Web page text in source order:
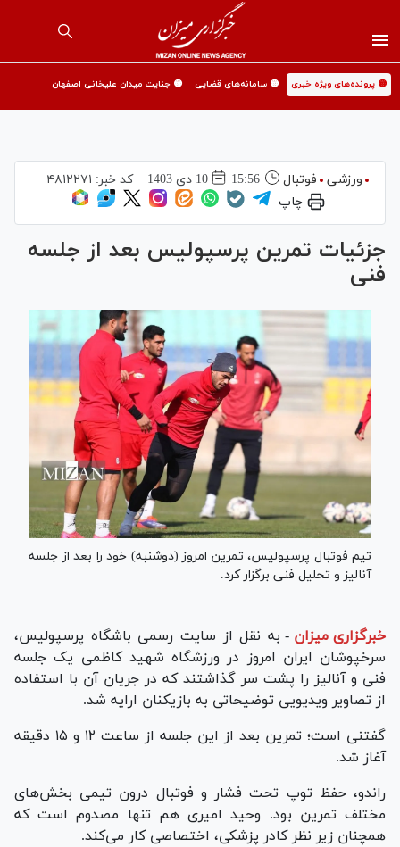
🟡 پرونده‌های ویژه خبری 🟡 سامانه‌های قضایی 🟡 جنایت میدان علیخانی اصفهان
ورزشی فوتبال 15:56 10 دی 1403 کد خبر: ۴۸۱۲۲۷۱
چاپ
جزئیات تمرین پرسپولیس بعد از جلسه
فنی
تیم فوتبال پرسپولیس، تمرین امروز (دوشنبه) خود را بعد از جلسه
آنالیز و تحلیل فنی برگزار کرد.
خبرگزاری میزان - به نقل از سایت رسمی باشگاه پرسپولیس،
سرخپوشان ایران امروز در ورزشگاه شهید کاظمی یک جلسه
فنی و آنالیز را پشت سر گذاشتند که در جریان آن با استفاده
از تصاویر ویدیویی توضیحاتی به بازیکنان ارایه شد.
گفتنی است؛ تمرین بعد از این جلسه از ساعت ۱۲ و ۱۵ دقیقه
آغاز شد.
راندو، حفظ توپ تحت فشار و فوتبال درون تیمی بخش‌های
مختلف تمرین بود. وحید امیری هم تنها مصدوم است که
همچنان زیر نظر کادر پزشکی، اختصاصی کار می‌کند.